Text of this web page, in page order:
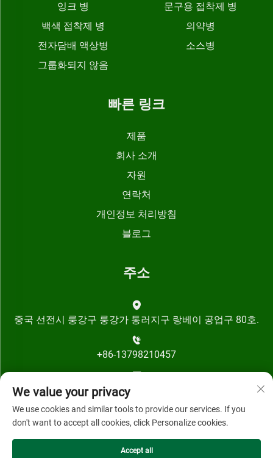
잉크 병
문구용 접착제 병
백색 접착제 병
의약병
전자담배 액상병
소스병
그룹화되지 않음
빠른 링크
제품
회사 소개
자원
연락처
개인정보 처리방침
블로그
주소
중국 선전시 룽강구 룽강가 통러지구 랑베이 공업구 80호.
+86-13798210457
[email protected]
We value your privacy
We use cookies and similar tools to provide our services. If you
don't want to accept all cookies, click Personalize cookies.
Accept all